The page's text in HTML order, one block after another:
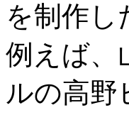
を制作し
例えば、
ルの高野